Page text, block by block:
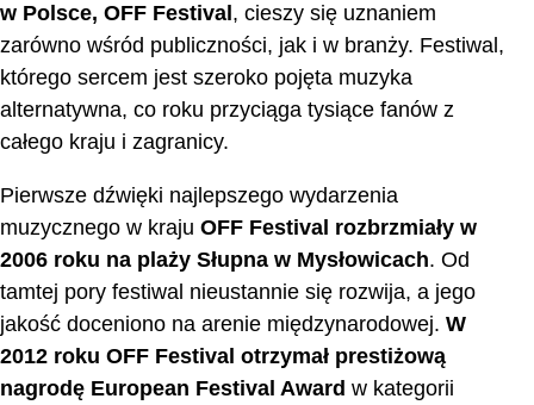
w Polsce, OFF Festival , cieszy się uznaniem
zarówno wśród publiczności, jak i w branży. Festiwal,
którego sercem jest szeroko pojęta muzyka
alternatywna, co roku przyciąga tysiące fanów z
całego kraju i zagranicy.
Pierwsze dźwięki najlepszego wydarzenia
muzycznego w kraju OFF Festival rozbrzmiały w
2006 roku na plaży Słupna w Mysłowicach. Od
tamtej pory festiwal nieustannie się rozwija, a jego
jakość doceniono na arenie międzynarodowej. W
2012 roku OFF Festival otrzymał prestiżową
nagrodę European Festival Award w kategorii